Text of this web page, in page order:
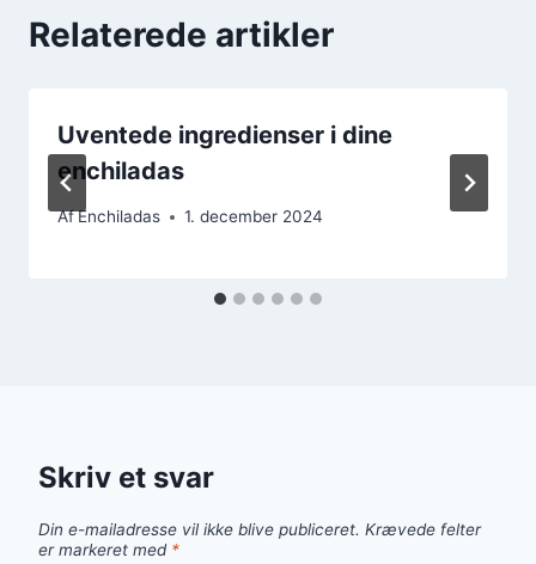
Relaterede artikler
Uventede ingredienser i dine
enchiladas
AfEnchiladas 1. december 2024
Skriv et svar
Din e-mailadresse vil ikke blive publiceret. Krævede felter
er markeret med *